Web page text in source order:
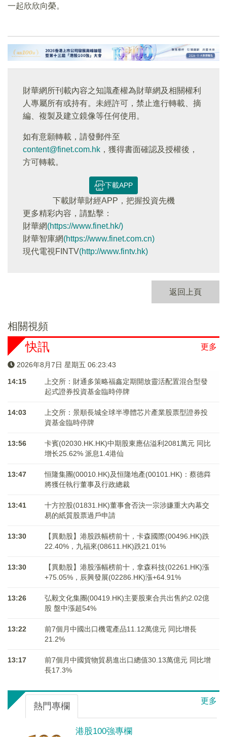
一起欣欣向榮。
財華網所刊載內容之知識產權為財華網及相關權利
人專屬所有或持有。未經許可，禁止進行轉載、摘
編、複製及建立鏡像等任何使用。
如有意願轉載，請發郵件至
content@finet.com.hk ，獲得書面確認及授權後，
方可轉載。
下載APP
下載財華財經APP，把握投資先機
更多精彩内容，請點擊：
財華網(https://www.finet.hk/)
財華智庫網(https://www.finet.com.cn)
現代電視FINTV(http://www.fintv.hk)
返回上頁
相關視頻
更多
快訊
2026年8月7日 星期五 06:23:43
14:15
上交所：財通多策略福鑫定期開放靈活配置混合型發
起式證券投資基金臨時停牌
14:03
上交所：景順長城全球半導體芯片產業股票型證券投
資基金臨時停牌
13:56
卡賓(02030.HK.HK)中期股東應佔溢利2081萬元 同比
增长25.62% 派息1.4港仙
13:47
恒隆集團(00010.HK)及恒隆地產(00101.HK)：蔡德粦
將獲任執行董事及行政總裁
13:41
十方控股(01831.HK)董事會否決一宗涉嫌重大內幕交
易的紙質股票過戶申請
13:30
【異動股】港股跌幅榜前十，卡森國際(00496.HK)跌
22.40%，九福來(08611.HK)跌21.01%
13:30
【異動股】港股漲幅榜前十，拿森科技(02261.HK)漲
+75.05%，辰興發展(02286.HK)漲+64.91%
13:26
弘毅文化集團(00419.HK)主要股東合共出售約2.02億
股 盤中漲超54%
13:22
前7個月中國出口機電產品11.12萬億元 同比增長
21.2%
13:17
前7個月中國貨物貿易進出口總值30.13萬億元 同比增
長17.3%
更多
熱門專欄
港股100強專欄